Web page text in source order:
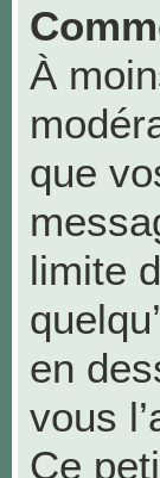
À
que
limite
en
vous
Ce